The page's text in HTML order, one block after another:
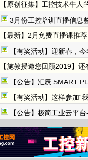
【原创征集】工控技术牛
3月份工控培训直播信息整
【最新】2月免费直播课推
【有奖活动】迎新春，
【施教授邀您回顾2019】
【公告】汇辰 SMART
【有奖活动】这样参加“
【公告】极简工业云平台-